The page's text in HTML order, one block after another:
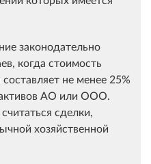
законодательно
когда стоимость
не менее 25%
АО или ООО.
сделки,
хозяйственной